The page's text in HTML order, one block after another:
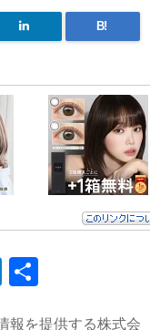
B!
R
報を提供する株式会